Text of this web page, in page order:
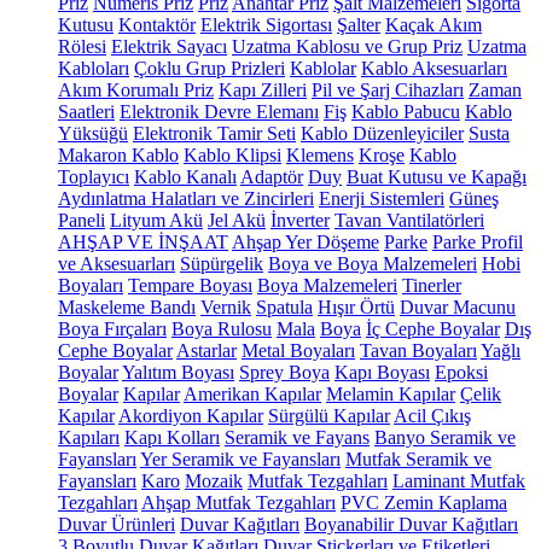
Kutusu Kontaktör Elektrik Sigortası Şalter Kaçak Akım
Rölesi Elektrik Sayacı Uzatma Kablosu ve Grup Priz Uzatma
Kabloları Çoklu Grup Prizleri Kablolar Kablo Aksesuarları
Akım Korumalı Priz Kapı Zilleri Pil ve Şarj Cihazları Zaman
Saatleri Elektronik Devre Elemanı Fiş Kablo Pabucu Kablo
Yüksüğü Elektronik Tamir Seti Kablo Düzenleyiciler Susta
Makaron Kablo Kablo Klipsi Klemens Kroşe Kablo
Toplayıcı Kablo Kanalı Adaptör Duy Buat Kutusu ve Kapağı
Aydınlatma Halatları ve Zincirleri Enerji Sistemleri Güneş
Paneli Lityum Akü Jel Akü İnverter Tavan Vantilatörleri
AHŞAP VE İNŞAAT Ahşap Yer Döşeme Parke Parke Profil
ve Aksesuarları Süpürgelik Boya ve Boya Malzemeleri Hobi
Boyaları Tempare Boyası Boya Malzemeleri Tinerler
Maskeleme Bandı Vernik Spatula Hışır Örtü Duvar Macunu
Boya Fırçaları Boya Rulosu Mala Boya İç Cephe Boyalar Dış
Cephe Boyalar Astarlar Metal Boyaları Tavan Boyaları Yağlı
BoyalarYalıtım Boyası Sprey Boya Kapı Boyası Epoksi
Boyalar Kapılar Amerikan Kapılar Melamin Kapılar Çelik
Kapılar Akordiyon Kapılar Sürgülü Kapılar Acil Çıkış
Kapıları Kapı Kolları Seramik ve Fayans Banyo Seramik ve
Fayansları Yer Seramik ve Fayansları Mutfak Seramik ve
Fayansları Karo Mozaik Mutfak Tezgahları Laminant Mutfak
Tezgahları Ahşap Mutfak Tezgahları PVC Zemin Kaplama
Duvar Ürünleri Duvar Kağıtları Boyanabilir Duvar Kağıtları